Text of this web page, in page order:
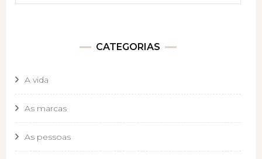
CATEGORIAS
A vida
As marcas
As pessoas